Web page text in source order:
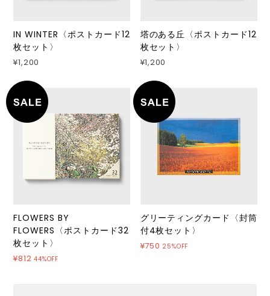
IN WINTER〈ポストカード12
枚セット〉
¥1,200
塔のある丘〈ポストカード12
枚セット〉
¥1,200
FLOWERS BY
FLOWERS〈ポストカード32
枚セット〉
¥812 44%OFF
グリーティングカード〈封筒
付4枚セット〉
¥750 25%OFF